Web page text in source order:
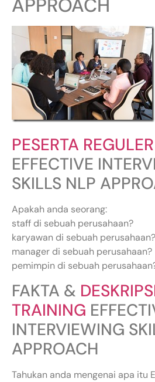
APPROACH
PESERTA REGULER
EFFECTIVE
SKILLS NLP
Apakah anda seorang:
staff di sebuah perusahaan?
karyawan di sebuah perusahaan?
manager di sebuah perusahaan?
pemimpin di sebuah
FAKTA &
TRAINING
INTERVIEWING
APPROACH
Tahukan anda mengenai apa itu